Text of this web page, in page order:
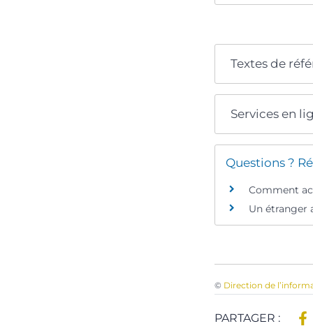
Textes de
Services en
Questions ?
Comment
Un étranger
© Direction de
PARTAGER :